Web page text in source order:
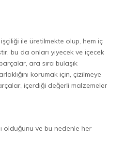
ile üretilmekte olup, hem iç
bu da onları yiyecek ve içecek
ara sıra bulaşık
korumak için, çizilmeye
içerdiği değerli malzemeler
olduğunu ve bu nedenle her